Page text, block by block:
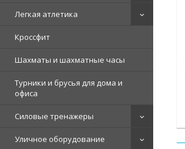
Легкая атлетика
Кроссфит
Шахматы и шахматные часы
Турники и брусья для дома и
офиса
Силовые тренажеры
Уличное оборудование